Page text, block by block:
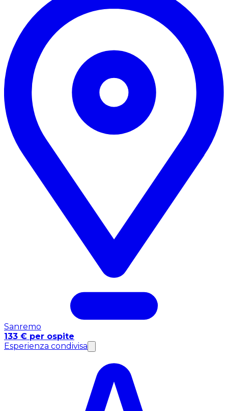
Sanremo
133 € per ospite
Esperienza condivisa